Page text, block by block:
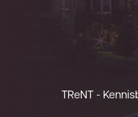
TReNT -